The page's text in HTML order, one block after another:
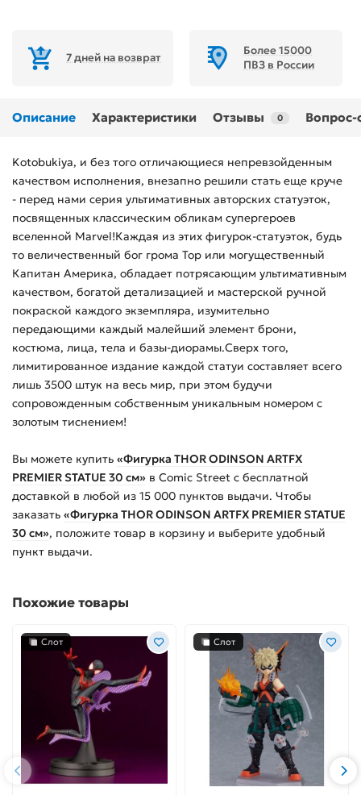
7 дней на возврат
Более 15000
ПВЗ в России
Описание Характеристики Отзывы 0 Вопрос-
Kotobukiya, и без того отличающиеся непревзойденным
качеством исполнения, внезапно решили стать еще круче
- перед нами серия ультимативных авторских статуэток,
посвященных классическим обликам супергероев
вселенной Marvel!Каждая из этих фигурок-статуэток, будь
то величественный бог грома Тор или могущественный
Капитан Америка, обладает потрясающим ультимативным
качеством, богатой детализацией и мастерской ручной
покраской каждого экземпляра, изумительно
передающими каждый малейший элемент брони,
костюма, лица, тела и базы-диорамы.Сверх того,
лимитированное издание каждой статуи составляет всего
лишь 3500 штук на весь мир, при этом будучи
сопровожденным собственным уникальным номером с
золотым тиснением!
Вы можете купить «Фигурка THOR ODINSON ARTFX
PREMIER STATUE 30 см» в Comic Street с бесплатной
доставкой в любой из 15 000 пунктов выдачи. Чтобы
заказать «Фигурка THOR ODINSON ARTFX PREMIER STATUE
30 см», положите товар в корзину и выберите удобный
пункт выдачи.
Похожие товары
Слот Слот